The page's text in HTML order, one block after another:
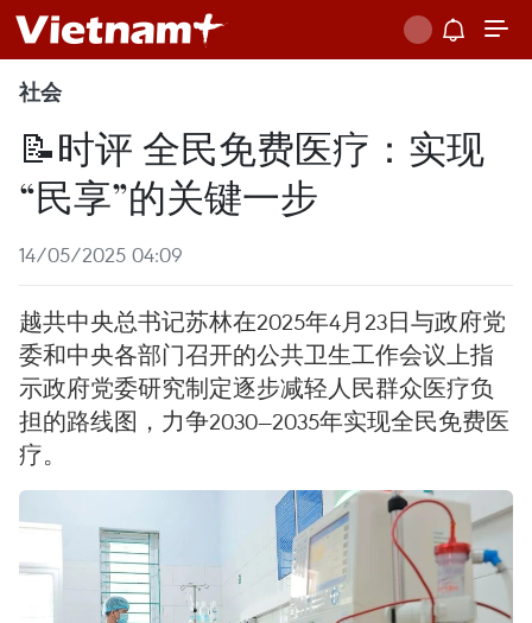
社会
📝时评 全民免费医疗：实现
“民享”的关键一步
14/05/2025 04:09
越共中央总书记苏林在2025年4月23日与政府党
委和中央各部门召开的公共卫生工作会议上指
示政府党委研究制定逐步减轻人民群众医疗负
担的路线图，力争2030—2035年实现全民免费医
疗。